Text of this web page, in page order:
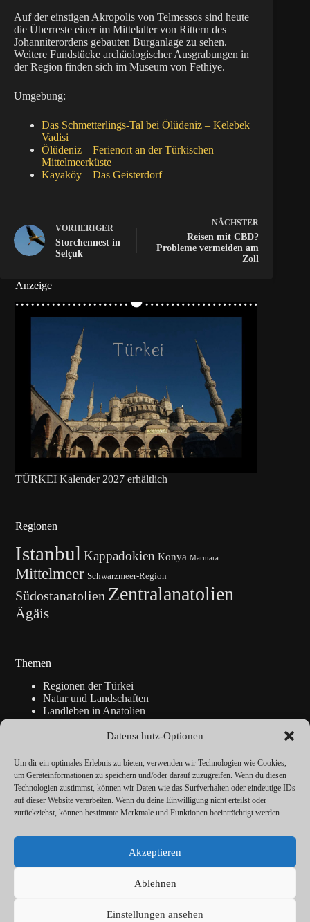
Datenschutz-Optionen
Um dir ein optimales Erlebnis zu bieten, verwenden wir Technologien wie Cookies,
um Geräteinformationen zu speichern und/oder darauf zuzugreifen. Wenn du diesen
Technologien zustimmst, können wir Daten wie das Surfverhalten oder eindeutige IDs
auf dieser Website verarbeiten. Wenn du deine Einwilligung nicht erteilst oder
zurückziehst, können bestimmte Merkmale und Funktionen beeinträchtigt werden.
Akzeptieren
Ablehnen
Einstellungen ansehen
Auf der einstigen Akropolis von Telmessos sind heute
die Überreste einer im Mittelalter von Rittern des
Johanniterordens gebauten Burganlage zu sehen.
Weitere Fundstücke archäologischer Ausgrabungen in
der Region finden sich im Museum von Fethiye.
Umgebung:
Das Schmetterlings-Tal bei Ölüdeniz – Kelebek
Vadisi
Ölüdeniz – Ferienort an der Türkischen
Mittelmeerküste
Kayaköy – Das Geisterdorf
VORHERIGER
Storchennest in
Selçuk
NÄCHSTER
Reisen mit CBD?
Probleme vermeiden am
Zoll
Anzeige
TÜRKEI Kalender 2027 erhältlich
Regionen
Istanbul Kappadokien Konya Marmara
Mittelmeer Schwarzmeer-Region
Südostanatolien Zentralanatolien
Ägäis
Themen
Regionen der Türkei
Natur und Landschaften
Landleben in Anatolien
Blickpunkte
Reise-Info
Vorträge
© ANATOLIEN Magazin 2026